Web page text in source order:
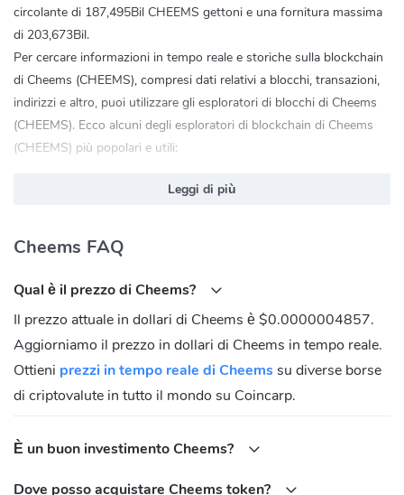
circolante di 187,495Bil CHEEMS gettoni e una fornitura massima
di 203,673Bil.
Per cercare informazioni in tempo reale e storiche sulla blockchain
di Cheems (CHEEMS), compresi dati relativi a blocchi, transazioni,
indirizzi e altro, puoi utilizzare gli esploratori di blocchi di Cheems
(CHEEMS). Ecco alcuni degli esploratori di blockchain di Cheems
(CHEEMS) più popolari e utili:
Cheems (CHEEMS) Comunità
Telegram:https://t.me/LordCheems_Bsc
Qual è l'indirizzo del contratto di Cheems
(CHEEMS)?
0x0df0587216a4a1bb7d5082fdc491d93d2dd4b413
Leggi di più
Cheems FAQ
Qual è il prezzo di Cheems?
Il prezzo attuale in dollari di Cheems è $0.0000004857.
Aggiorniamo il prezzo in dollari di Cheems in tempo reale.
Ottieni prezzi in tempo reale di Cheemssu diverse borse
di criptovalute in tutto il mondo su Coincarp.
È un buon investimento Cheems?
Dove posso acquistare Cheems token?